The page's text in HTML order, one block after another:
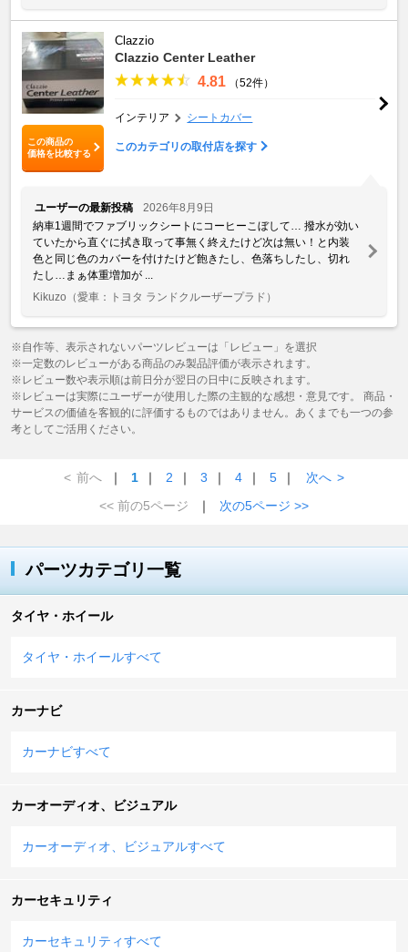
この商品の
価格を比較する
Clazzio
Clazzio Center Leather
4.81 （52件）
インテリア シートカバー
このカテゴリの取付店を探す
ユーザーの最新投稿
2026年8月9日
納車1週間でファブリックシートにコーヒーこぼして… 撥水が効い
ていたから直ぐに拭き取って事無く終えたけど次は無い！と内装
色と同じ色のカバーを付けたけど飽きたし、色落ちしたし、切れ
たし…まぁ体重増加が ...
Kikuzo （愛車：トヨタ ランドクルーザープラド）
※自作等、表示されないパーツレビューは「レビュー」を選択
※一定数のレビューがある商品のみ製品評価が表示されます。
※レビュー数や表示順は前日分が翌日の日中に反映されます。
※レビューは実際にユーザーが使用した際の主観的な感想・意見です。 商品・
サービスの価値を客観的に評価するものではありません。あくまでも一つの参
考としてご活用ください。
< 前へ ｜ 1 ｜ 2 ｜ 3 ｜ 4 ｜ 5 ｜ 次へ >
<< 前の5ページ
｜ 次の5ページ >>
パーツカテゴリ一覧
タイヤ・ホイール
タイヤ・ホイールすべて
カーナビ
カーナビすべて
カーオーディオ、ビジュアル
カーオーディオ、ビジュアルすべて
カーセキュリティ
カーセキュリティすべて